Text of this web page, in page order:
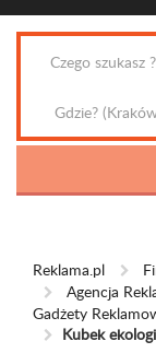
Reklama.pl
Agencja
Gadżety
Kubek